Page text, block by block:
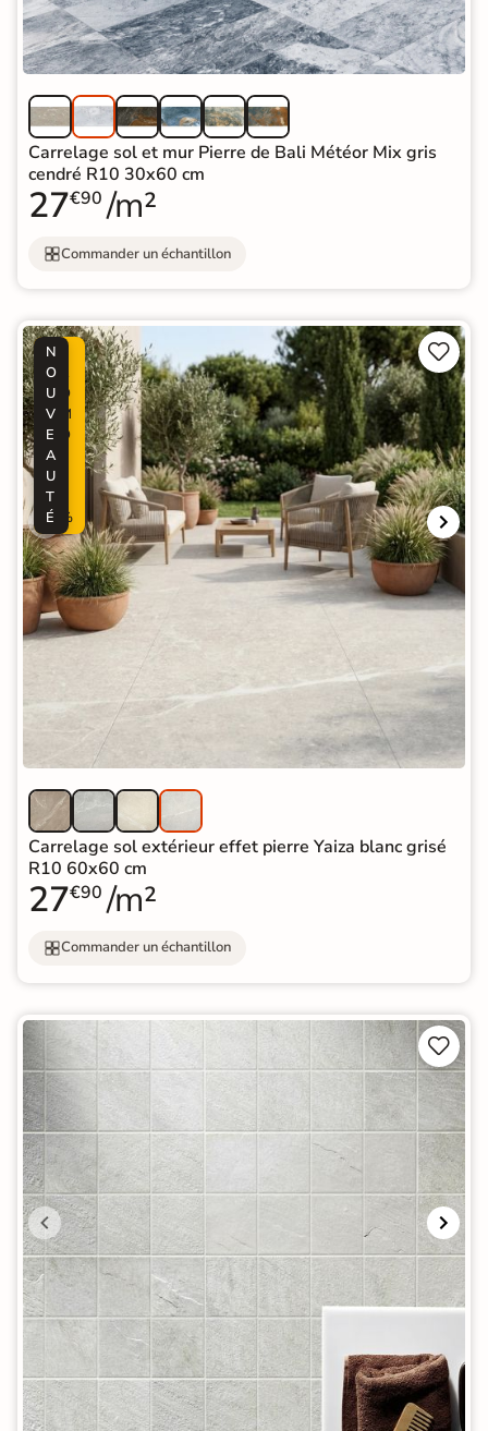
Carrelage sol et mur Pierre de Bali Météor Mix gris
cendré R10 30x60 cm
27€90 /m²
Commander un échantillon
R
O
M
O
%
N
O
U
V
E
A
U
T
É


Carrelage sol extérieur effet pierre Yaiza blanc grisé
R10 60x60 cm
27€90 /m²
Commander un échantillon

